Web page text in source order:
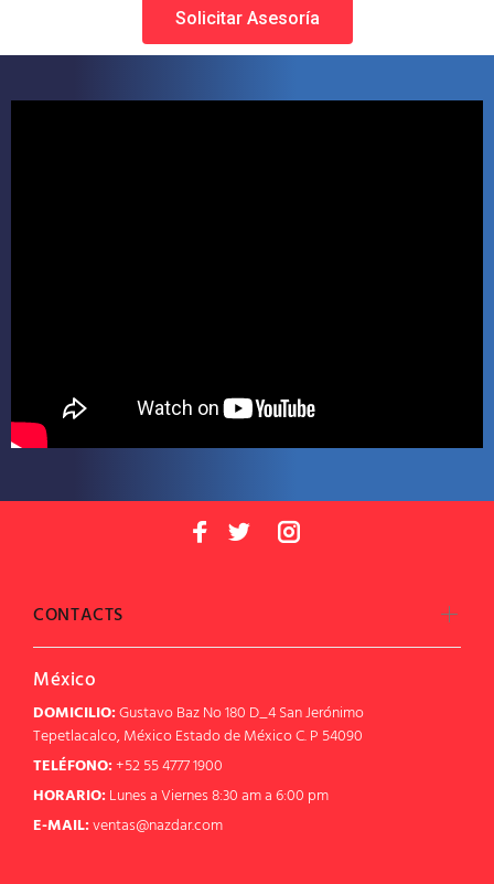
Solicitar Asesoría
CONTACTS
México
DOMICILIO:Gustavo Baz No 180 D_4 San Jerónimo
Tepetlacalco, México Estado de México C. P 54090
TELÉFONO:+52 55 4777 1900
HORARIO: Lunes a Viernes 8:30 am a 6:00 pm
E-MAIL:ventas@nazdar.com